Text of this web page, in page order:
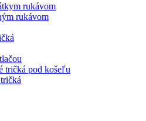
rukávom
rukávom
tričká pod košeľu